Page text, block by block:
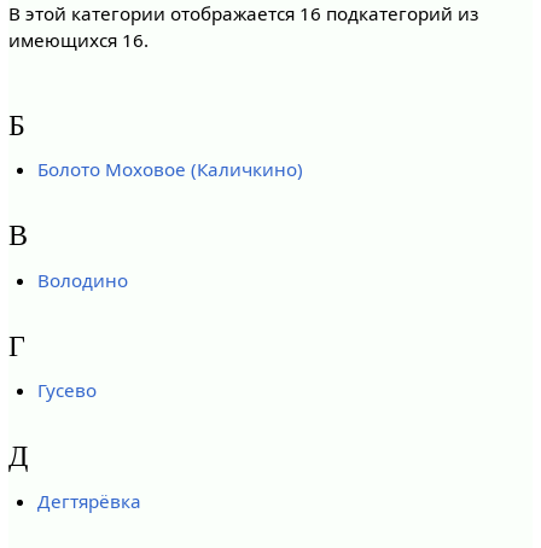
В этой категории отображается 16 подкатегорий из
имеющихся 16.
Б
Болото Моховое (Каличкино)
В
Володино
Г
Гусево
Д
Дегтярёвка